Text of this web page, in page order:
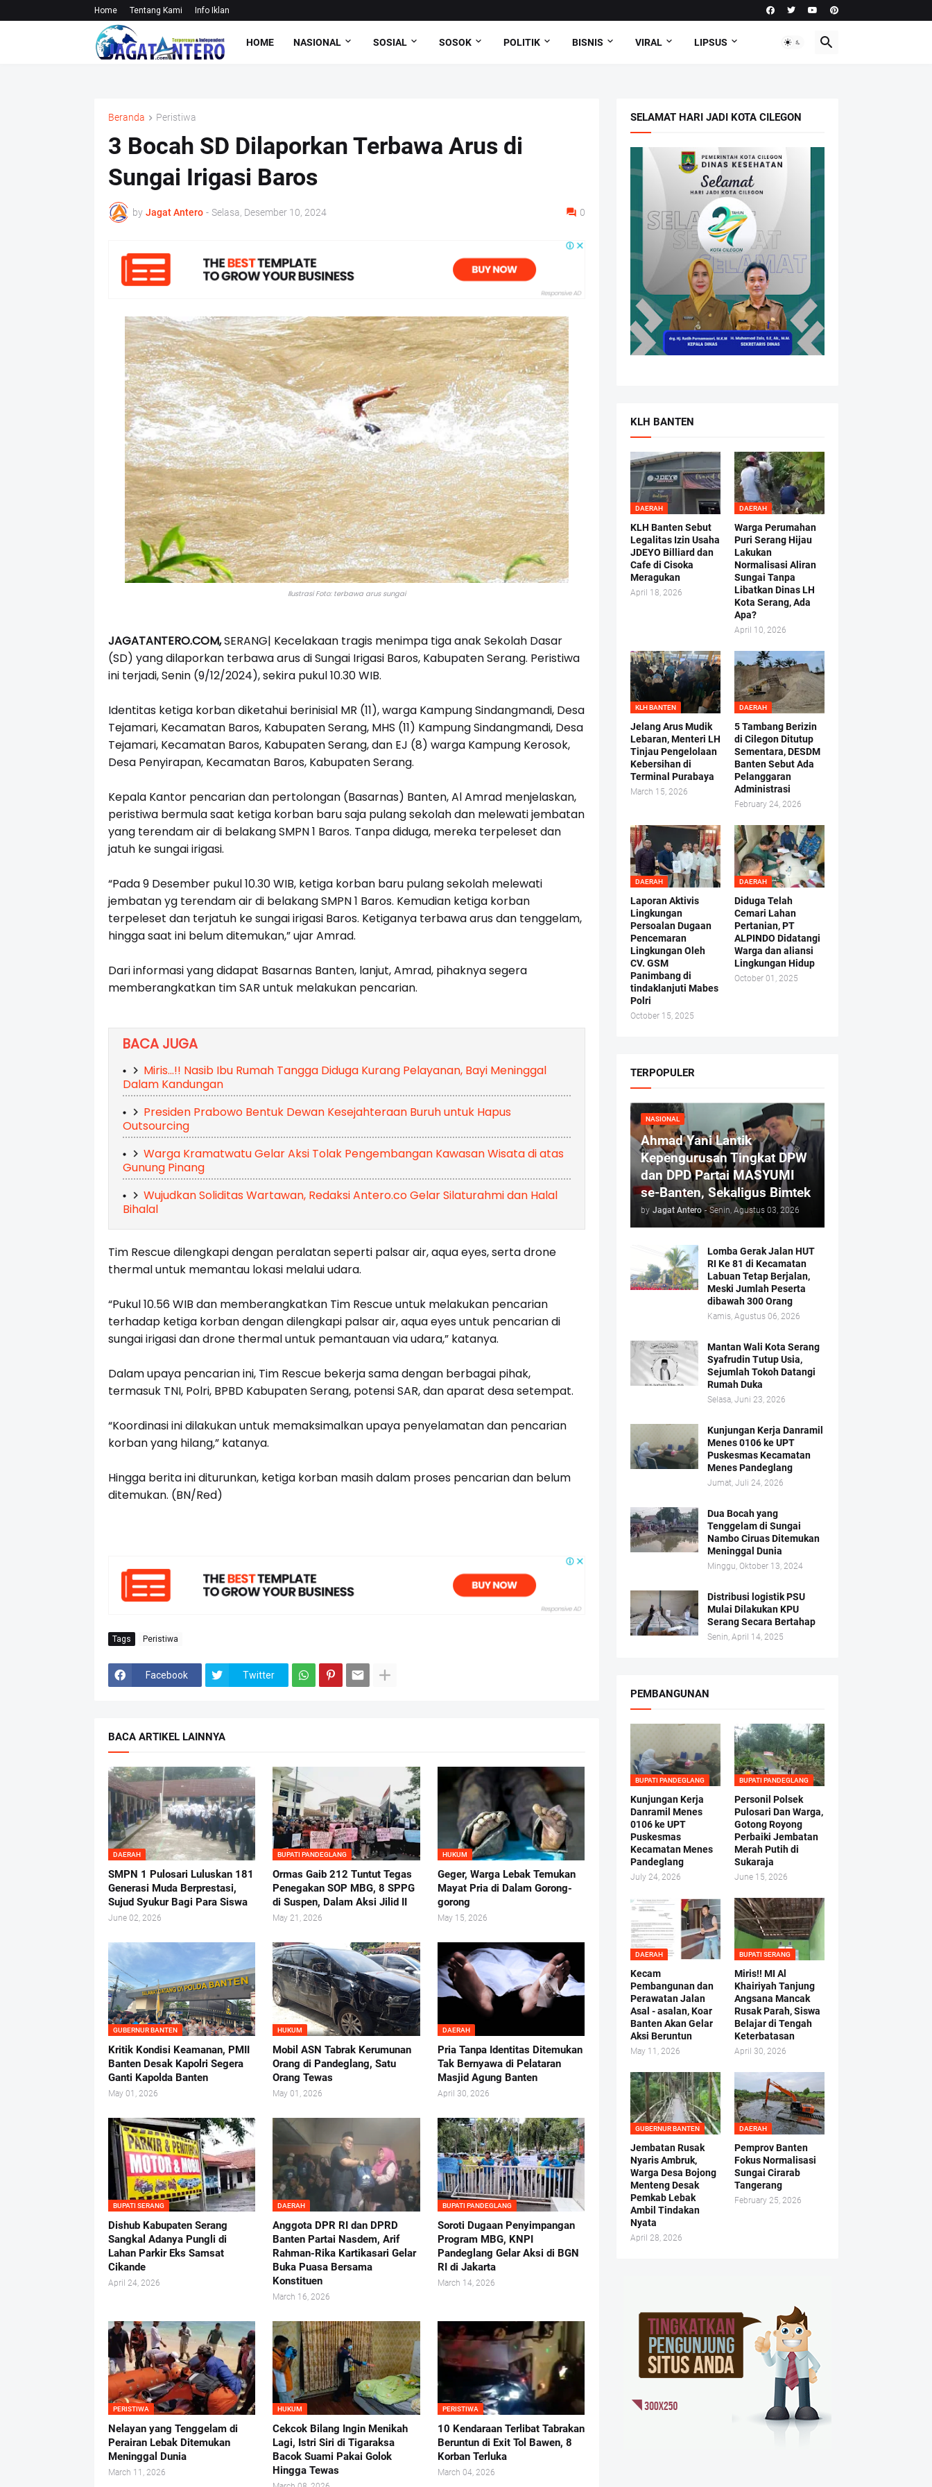
Home Tentang Kami Info Iklan
HOME NASIONAL SOSIAL SOSOK POLITIK BISNIS VIRAL LIPSUS
Beranda Peristiwa
3 Bocah SD Dilaporkan Terbawa Arus di
Sungai Irigasi Baros
by Jagat Antero - Selasa, Desember 10, 2024 0
Ilustrasi Foto: terbawa arus sungai
JAGATANTERO.COM,SERANG| Kecelakaan tragis menimpa tiga anak Sekolah Dasar
(SD) yang dilaporkan terbawa arus di Sungai Irigasi Baros, Kabupaten Serang. Peristiwa
ini terjadi, Senin (9/12/2024), sekira pukul 10.30 WIB.
Identitas ketiga korban diketahui berinisial MR (11), warga Kampung Sindangmandi, Desa
Tejamari, Kecamatan Baros, Kabupaten Serang, MHS (11) Kampung Sindangmandi, Desa
Tejamari, Kecamatan Baros, Kabupaten Serang, dan EJ (8) warga Kampung Kerosok,
Desa Penyirapan, Kecamatan Baros, Kabupaten Serang.
Kepala Kantor pencarian dan pertolongan (Basarnas) Banten, Al Amrad menjelaskan,
peristiwa bermula saat ketiga korban baru saja pulang sekolah dan melewati jembatan
yang terendam air di belakang SMPN 1 Baros. Tanpa diduga, mereka terpeleset dan
jatuh ke sungai irigasi.
“Pada 9 Desember pukul 10.30 WIB, ketiga korban baru pulang sekolah melewati
jembatan yg terendam air di belakang SMPN 1 Baros. Kemudian ketiga korban
terpeleset dan terjatuh ke sungai irigasi Baros. Ketiganya terbawa arus dan tenggelam,
hingga saat ini belum ditemukan,” ujar Amrad.
Dari informasi yang didapat Basarnas Banten, lanjut, Amrad, pihaknya segera
memberangkatkan tim SAR untuk melakukan pencarian.
BACA JUGA
Miris...!! Nasib Ibu Rumah Tangga Diduga Kurang Pelayanan, Bayi Meninggal
Dalam Kandungan
Presiden Prabowo Bentuk Dewan Kesejahteraan Buruh untuk Hapus
Outsourcing
Warga Kramatwatu Gelar Aksi Tolak Pengembangan Kawasan Wisata di atas
Gunung Pinang
Wujudkan Soliditas Wartawan, Redaksi Antero.co Gelar Silaturahmi dan Halal
Bihalal
Tim Rescue dilengkapi dengan peralatan seperti palsar air, aqua eyes, serta drone
thermal untuk memantau lokasi melalui udara.
“Pukul 10.56 WIB dan memberangkatkan Tim Rescue untuk melakukan pencarian
terhadap ketiga korban dengan dilengkapi palsar air, aqua eyes untuk pencarian di
sungai irigasi dan drone thermal untuk pemantauan via udara,” katanya.
Dalam upaya pencarian ini, Tim Rescue bekerja sama dengan berbagai pihak,
termasuk TNI, Polri, BPBD Kabupaten Serang, potensi SAR, dan aparat desa setempat.
“Koordinasi ini dilakukan untuk memaksimalkan upaya penyelamatan dan pencarian
korban yang hilang,” katanya.
Hingga berita ini diturunkan, ketiga korban masih dalam proses pencarian dan belum
ditemukan. (BN/Red)
Tags Peristiwa
Facebook Twitter
BACA ARTIKEL LAINNYA
DAERAH
SMPN 1 Pulosari Luluskan 181
Generasi Muda Berprestasi,
Sujud Syukur Bagi Para Siswa
June 02, 2026
BUPATI PANDEGLANG
Ormas Gaib 212 Tuntut Tegas
Penegakan SOP MBG, 8 SPPG
di Suspen, Dalam Aksi Jilid II
May 21, 2026
HUKUM
Geger, Warga Lebak Temukan
Mayat Pria di Dalam Gorong-
gorong
May 15, 2026
GUBERNUR BANTEN
Kritik Kondisi Keamanan, PMII
Banten Desak Kapolri Segera
Ganti Kapolda Banten
May 01, 2026
HUKUM
Mobil ASN Tabrak Kerumunan
Orang di Pandeglang, Satu
Orang Tewas
May 01, 2026
DAERAH
Pria Tanpa Identitas Ditemukan
Tak Bernyawa di Pelataran
Masjid Agung Banten
April 30, 2026
BUPATI SERANG
Dishub Kabupaten Serang
Sangkal Adanya Pungli di
Lahan Parkir Eks Samsat
Cikande
April 24, 2026
DAERAH
Anggota DPR RI dan DPRD
Banten Partai Nasdem, Arif
Rahman-Rika Kartikasari Gelar
Buka Puasa Bersama
Konstituen
March 16, 2026
BUPATI PANDEGLANG
Soroti Dugaan Penyimpangan
Program MBG, KNPI
Pandeglang Gelar Aksi di BGN
RI di Jakarta
March 14, 2026
PERISTIWA
Nelayan yang Tenggelam di
Perairan Lebak Ditemukan
Meninggal Dunia
March 11, 2026
HUKUM
Cekcok Bilang Ingin Menikah
Lagi, Istri Siri di Tigaraksa
Bacok Suami Pakai Golok
Hingga Tewas
PERISTIWA
10 Kendaraan Terlibat Tabrakan
Beruntun di Exit Tol Bawen, 8
Korban Terluka
March 04, 2026
SELAMAT HARI JADI KOTA CILEGON
KLH BANTEN
DAERAH
KLH Banten Sebut
Legalitas Izin Usaha
JDEYO Billiard dan
Cafe di Cisoka
Meragukan
April 18, 2026
DAERAH
Warga Perumahan
Puri Serang Hijau
Lakukan
Normalisasi Aliran
Sungai Tanpa
Libatkan Dinas LH
Kota Serang, Ada
Apa?
April 10, 2026
KLH BANTEN
Jelang Arus Mudik
Lebaran, Menteri LH
Tinjau Pengelolaan
Kebersihan di
Terminal Purabaya
March 15, 2026
DAERAH
5 Tambang Berizin
di Cilegon Ditutup
Sementara, DESDM
Banten Sebut Ada
Pelanggaran
Administrasi
February 24, 2026
DAERAH
Laporan Aktivis
Lingkungan
Persoalan Dugaan
Pencemaran
Lingkungan Oleh
CV. GSM
Panimbang di
tindaklanjuti Mabes
Polri
October 15, 2025
DAERAH
Diduga Telah
Cemari Lahan
Pertanian, PT
ALPINDO Didatangi
Warga dan aliansi
Lingkungan Hidup
October 01, 2025
TERPOPULER
NASIONAL
Ahmad Yani Lantik
Kepengurusan Tingkat DPW
dan DPD Partai MASYUMI
se-Banten, Sekaligus Bimtek
by Jagat Antero - Senin, Agustus 03, 2026
Lomba Gerak Jalan HUT
RI Ke 81 di Kecamatan
Labuan Tetap Berjalan,
Meski Jumlah Peserta
dibawah 300 Orang
Kamis, Agustus 06, 2026
Mantan Wali Kota Serang
Syafrudin Tutup Usia,
Sejumlah Tokoh Datangi
Rumah Duka
Selasa, Juni 23, 2026
Kunjungan Kerja Danramil
Menes 0106 ke UPT
Puskesmas Kecamatan
Menes Pandeglang
Jumat, Juli 24, 2026
Dua Bocah yang
Tenggelam di Sungai
Nambo Ciruas Ditemukan
Meninggal Dunia
Minggu, Oktober 13, 2024
Distribusi logistik PSU
Mulai Dilakukan KPU
Serang Secara Bertahap
Senin, April 14, 2025
PEMBANGUNAN
BUPATI PANDEGLANG
Kunjungan Kerja
Danramil Menes
0106 ke UPT
Puskesmas
Kecamatan Menes
Pandeglang
July 24, 2026
BUPATI PANDEGLANG
Personil Polsek
Pulosari Dan Warga,
Gotong Royong
Perbaiki Jembatan
Merah Putih di
Sukaraja
June 15, 2026
DAERAH
Kecam
Pembangunan dan
Perawatan Jalan
Asal - asalan, Koar
Banten Akan Gelar
Aksi Beruntun
May 11, 2026
BUPATI SERANG
Miris!! MI Al
Khairiyah Tanjung
Angsana Mancak
Rusak Parah, Siswa
Belajar di Tengah
Keterbatasan
April 30, 2026
GUBERNUR BANTEN
Jembatan Rusak
Nyaris Ambruk,
Warga Desa Bojong
Menteng Desak
Pemkab Lebak
Ambil Tindakan
Nyata
April 28, 2026
DAERAH
Pemprov Banten
Fokus Normalisasi
Sungai Cirarab
Tangerang
February 25, 2026